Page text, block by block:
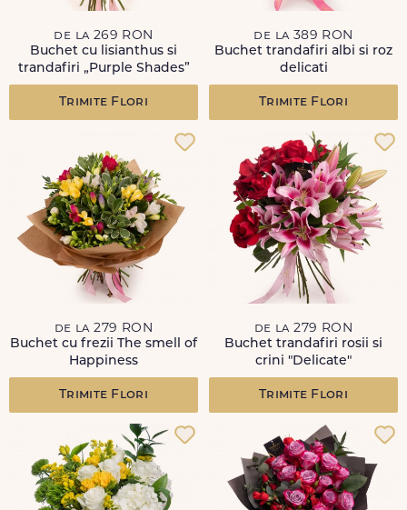
de la 269 RON
Buchet cu lisianthus si
trandafiri „Purple Shades”
Trimite Flori
de la 389 RON
Buchet trandafiri albi si roz
delicati
Trimite Flori
de la 279 RON
Buchet cu frezii The smell of
Happiness
Trimite Flori
de la 279 RON
Buchet trandafiri rosii si
crini "Delicate"
Trimite Flori